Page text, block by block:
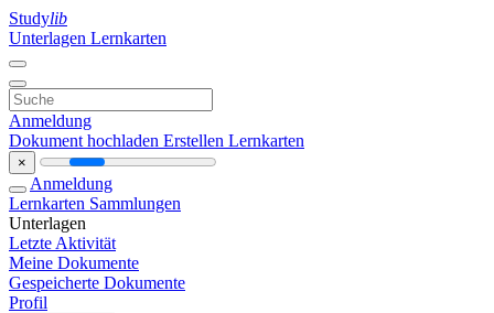
Studylib
Unterlagen Lernkarten
Anmeldung
Dokument hochladen Erstellen Lernkarten
×
Anmeldung
Lernkarten Sammlungen
Unterlagen
Letzte Aktivität
Meine Dokumente
Gespeicherte Dokumente
Profil